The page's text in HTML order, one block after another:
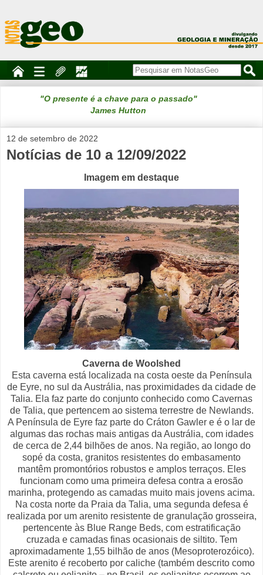
"O presente é a chave para o passado"
James Hutton
12 de setembro de 2022
Notícias de 10 a 12/09/2022
Imagem em destaque
Caverna de Woolshed
Esta caverna está localizada na costa oeste da Península
de Eyre, no sul da Austrália, nas proximidades da cidade de
Talia. Ela faz parte do conjunto conhecido como Cavernas
de Talia, que pertencem ao sistema terrestre de Newlands.
A Península de Eyre faz parte do Cráton Gawler e é o lar de
algumas das rochas mais antigas da Austrália, com idades
de cerca de 2,44 bilhões de anos. Na região, ao longo do
sopé da costa, granitos resistentes do embasamento
mantêm promontórios robustos e amplos terraços. Eles
funcionam como uma primeira defesa contra a erosão
marinha, protegendo as camadas muito mais jovens acima.
Na costa norte da Praia da Talia, uma segunda defesa é
realizada por um arenito resistente de granulação grosseira,
pertencente às Blue Range Beds, com estratificação
cruzada e camadas finas ocasionais de siltito. Tem
aproximadamente 1,55 bilhão de anos (Mesoproterozóico).
Este arenito é recoberto por caliche (também descrito como